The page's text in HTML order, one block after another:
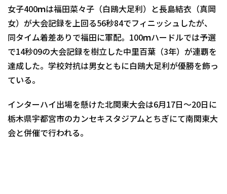
女子400ｍは福田菜々子（白鴎大足利）と長島結衣（真岡
女）が大会記録を上回る56秒84でフィニッシュしたが、
同タイム着差ありで福田に軍配。100ｍハードルでは予選
で14秒09の大会記録を樹立した中里百葉（3年）が連覇を
達成した。学校対抗は男女ともに白鴎大足利が優勝を飾っ
ている。
インターハイ出場を懸けた北関東大会は6月17日～20日に
栃木県宇都宮市のカンセキスタジアムとちぎにて南関東大
会と併催で行われる。